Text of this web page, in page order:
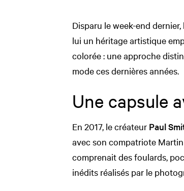
Disparu le week-end
lui un héritage artistique
colorée : une approche
mode ces dernières années.
Une capsule
En 2017, le créateur Paul
avec son compatriote
comprenait des foulards,
inédits réalisés par le